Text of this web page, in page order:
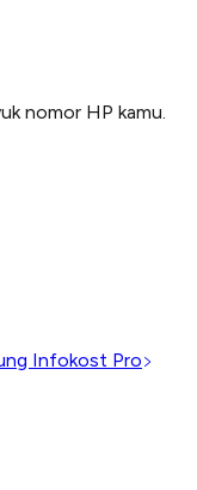
nomor HP kamu.
Infokost Pro